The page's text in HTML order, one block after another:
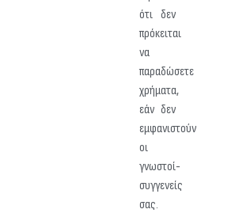
ότι δεν
πρόκειται
να
παραδώσετε
χρήματα,
εάν δεν
εμφανιστούν
οι
γνωστοί-
συγγενείς
σας.